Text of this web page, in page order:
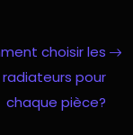
choisir les
pour
chaque pièce?